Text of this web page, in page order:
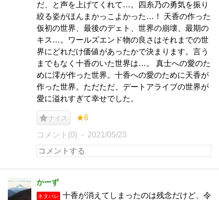
だ、と声を上げてくれて…。四糸乃の勇気を振り
絞る姿がほんまかっこよかった…！ 天香の作った
仮初の世界、最後のデェト、世界の崩壊、最期の
キス…。ワールズエンド物の良さはそれまでの世
界にどれだけ価値があったかで決まります。言う
までもなく十香のいた世界は…。 真士への愛のた
めに澪が作った世界。十香への愛のために天香が
作った世界。ただただ、デートアライブの世界が
愛に溢れすぎて幸せでした。
ナイス ★6
コメント(0) 2021/05/23
かーず
ネタバレ
十香が消えてしまったのは残念だけど、令